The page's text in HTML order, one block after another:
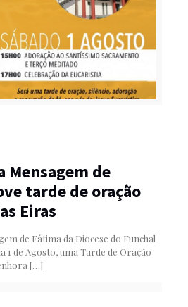
Mensagem de
tarde de oração
Eiras
de Fátima da Diocese do Funchal
de Agosto, uma Tarde de Oração
[…]